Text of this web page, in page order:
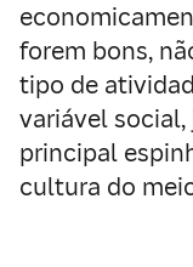
forem bons,
tipo de
variável
principal
cultura do